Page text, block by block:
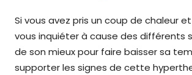
Si vous avez pris un coup de chaleur
vous inquiéter à cause des différents
de son mieux pour faire baisser sa
supporter les signes de cette